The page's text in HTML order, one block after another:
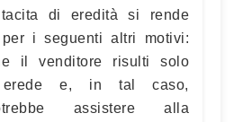
tacita di eredità si rende
i seguenti altri motivi:
il venditore risulti solo
erede e, in tal caso,
assistere alla